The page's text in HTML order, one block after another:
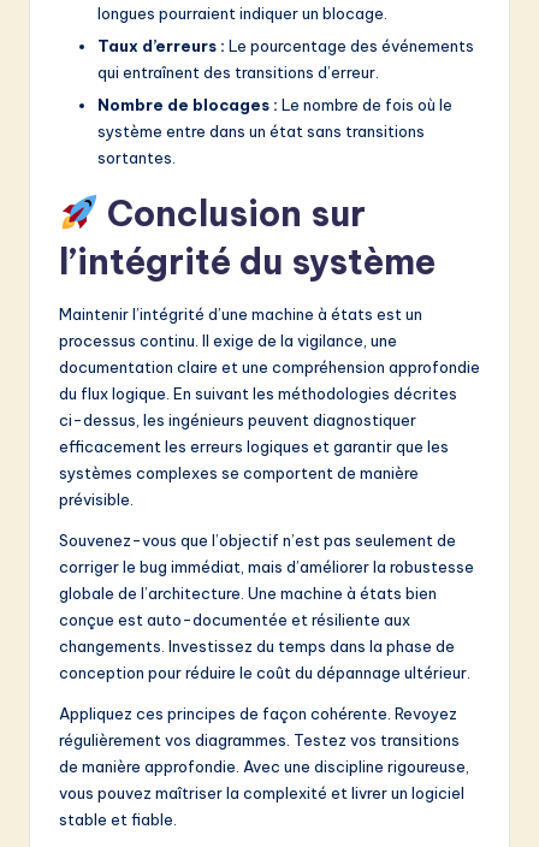
longues pourraient indiquer un blocage.
Taux d’erreurs : Le pourcentage des événements
qui entraînent des transitions d’erreur.
Nombre de blocages : Le nombre de fois où le
système entre dans un état sans transitions
sortantes.
Conclusion sur
l’intégrité du système
Maintenir l’intégrité d’une machine à états est un
processus continu. Il exige de la vigilance, une
documentation claire et une compréhension approfondie
du flux logique. En suivant les méthodologies décrites
ci-dessus, les ingénieurs peuvent diagnostiquer
efficacement les erreurs logiques et garantir que les
systèmes complexes se comportent de manière
prévisible.
Souvenez-vous que l’objectif n’est pas seulement de
corriger le bug immédiat, mais d’améliorer la robustesse
globale de l’architecture. Une machine à états bien
conçue est auto-documentée et résiliente aux
changements. Investissez du temps dans la phase de
conception pour réduire le coût du dépannage ultérieur.
Appliquez ces principes de façon cohérente. Revoyez
régulièrement vos diagrammes. Testez vos transitions
de manière approfondie. Avec une discipline rigoureuse,
vous pouvez maîtriser la complexité et livrer un logiciel
stable et fiable.